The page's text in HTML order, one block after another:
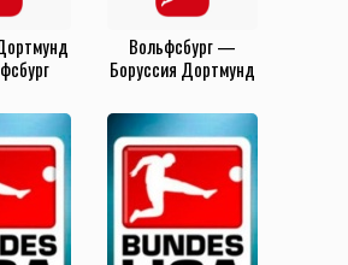
Вольфсбург —
Боруссия Дортмунд